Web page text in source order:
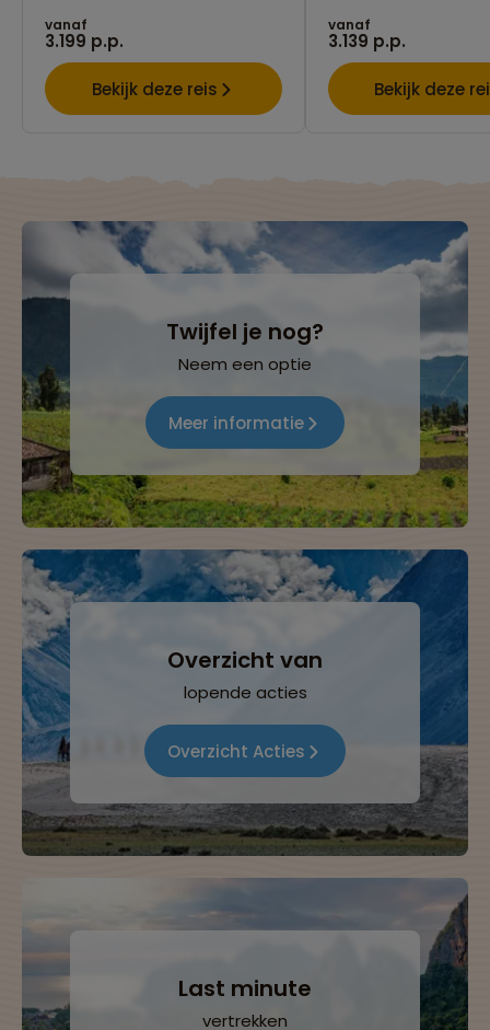
vanaf
3.199 p.p.
Bekijk deze reis
vanaf
3.139 p.p.
Bekijk deze
Twijfel je nog?
Neem een optie
Meer informatie
Overzicht van
lopende acties
Overzicht Acties
Last minute
vertrekken